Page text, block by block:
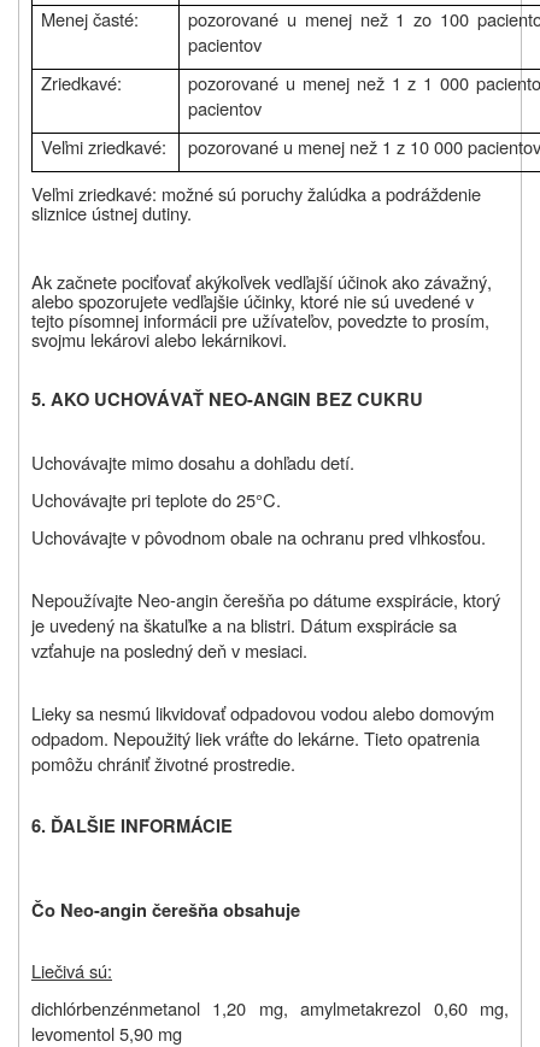
Menej časté:
pozorované u menej než 1 zo 100
pacientov
Zriedkavé:
pozorované u menej než 1 z 1 000
pacientov
Veľmi zriedkavé:
pozorované u menej než 1 z 10 000
Veľmi zriedkavé: možné sú poruchy žalúdka a podráždenie
sliznice ústnej dutiny.
Ak začnete pociťovať akýkoľvek vedľajší účinok ako závažný,
alebo spozorujete vedľajšie účinky, ktoré nie sú uvedené v
tejto písomnej informácii pre užívateľov, povedzte to prosím,
svojmu lekárovi alebo lekárnikovi.
5. AKO UCHOVÁVAŤ NEO-ANGIN BEZ CUKRU
Uchovávajte mimo dosahu a dohľadu detí.
Uchovávajte pri teplote do 25°C.
Uchovávajte v pôvodnom obale na ochranu pred vlhkosťou.
Nepoužívajte Neo-angin čerešňa po dátume exspirácie, ktorý
je uvedený na škatuľke a na blistri. Dátum exspirácie sa
vzťahuje na posledný deň v mesiaci.
Lieky sa nesmú likvidovať odpadovou vodou alebo domovým
odpadom. Nepoužitý liek vráťte do lekárne. Tieto opatrenia
pomôžu chrániť životné prostredie.
6. ĎALŠIE INFORMÁCIE
Čo Neo-angin čerešňa obsahuje
Liečivá sú:
dichlórbenzénmetanol 1,20 mg, amylmetakrezol 0,60 mg,
levomentol 5,90 mg